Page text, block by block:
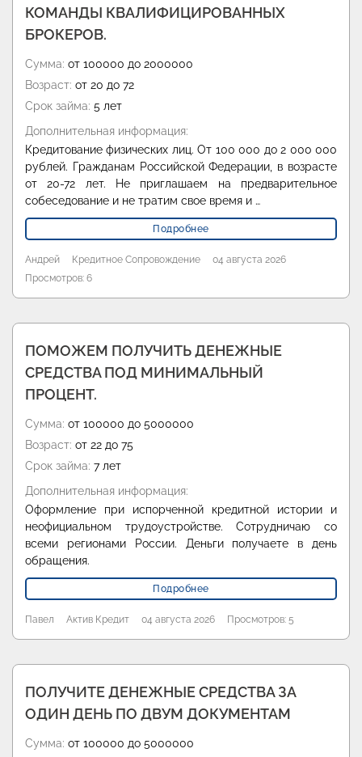
КОМАНДЫ КВАЛИФИЦИРОВАННЫХ
БРОКЕРОВ.
Сумма: от 100000 до 2000000
Возраст: от 20 до 72
Срок займа: 5 лет
Дополнительная информация:
Кредитование физических лиц. От 100 000 до 2 000 000
рублей. Гражданам Российской Федерации, в возрасте
от 20-72 лет. Не приглашаем на предварительное
собеседование и не тратим свое время и …
Подробнее
Андрей Кредитное Сопровождение
04 августа 2026
Просмотров: 6
ПОМОЖЕМ ПОЛУЧИТЬ ДЕНЕЖНЫЕ
СРЕДСТВА ПОД МИНИМАЛЬНЫЙ
ПРОЦЕНТ.
Сумма: от 100000 до 5000000
Возраст: от 22 до 75
Срок займа: 7 лет
Дополнительная информация:
Оформление при испорченной кредитной истории и
неофициальном трудоустройстве. Сотрудничаю со
всеми регионами России. Деньги получаете в день
обращения.
Подробнее
Павел Актив Кредит 04 августа 2026 Просмотров: 5
ПОЛУЧИТЕ ДЕНЕЖНЫЕ СРЕДСТВА ЗА
ОДИН ДЕНЬ ПО ДВУМ ДОКУМЕНТАМ
Сумма: от 100000 до 5000000